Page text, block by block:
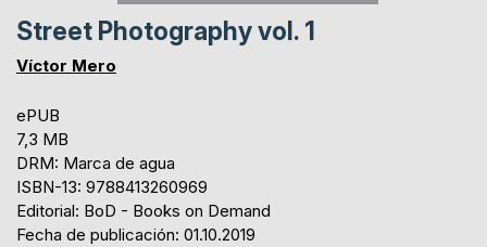
Street Photography vol. 1
Víctor Mero
ePUB
7,3 MB
DRM: Marca de agua
ISBN-13: 9788413260969
Editorial: BoD - Books on Demand
Fecha de publicación: 01.10.2019